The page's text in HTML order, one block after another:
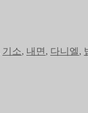
기소, 내면 , 다니엘,